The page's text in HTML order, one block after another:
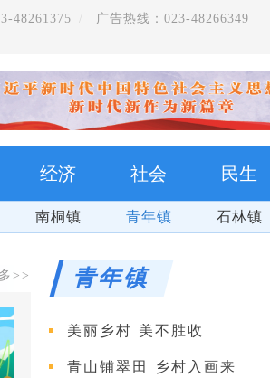
48261375
广告热线：023-48266349
经济 社会 民生
南桐镇 青年镇 石林镇
>> 青年镇
美丽乡村 美不胜收
青山铺翠田 乡村入画来